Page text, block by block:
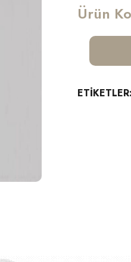
Ürün
ETIKETLER: